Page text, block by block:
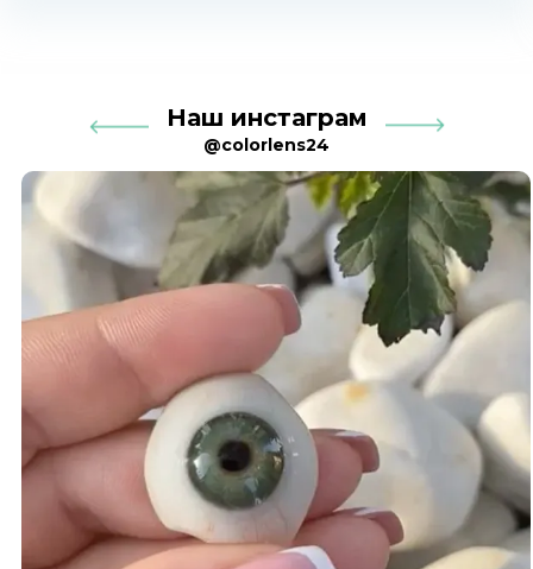
Наш инстаграм
@colorlens24